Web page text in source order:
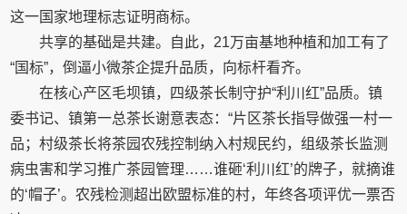
这一国家地理标志证明商标。
共享的基础是共建。自此，21万亩基地种植和加工有了
“国标”，倒逼小微茶企提升品质，向标杆看齐。
在核心产区毛坝镇，四级茶长制守护“利川红”品质。镇
委书记、镇第一总茶长谢意表态：“片区茶长指导做强一村一
品；村级茶长将茶园农残控制纳入村规民约，组级茶长监测
病虫害和学习推广茶园管理……谁砸‘利川红’的牌子，就摘谁
的‘帽子’。农残检测超出欧盟标准的村，年终各项评优一票否